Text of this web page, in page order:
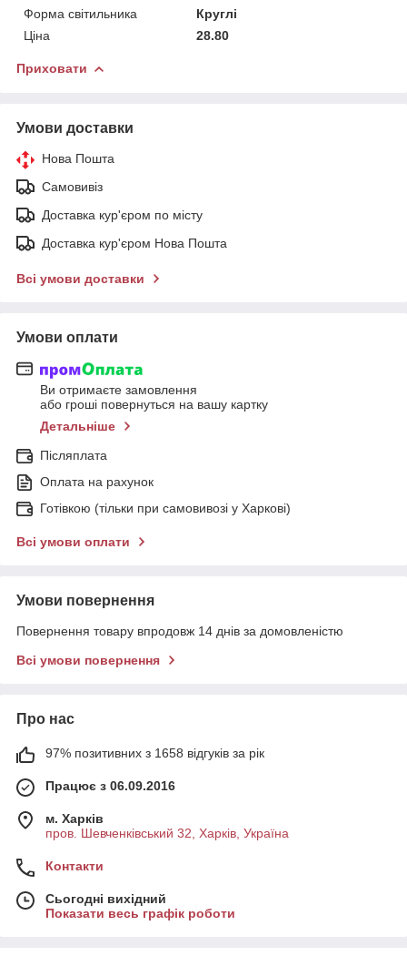
Форма світильника
Круглі
Ціна
28.80
Приховати
Умови доставки
Нова Пошта
Самовивіз
Доставка кур'єром по місту
Доставка кур'єром Нова Пошта
Всі умови доставки
Умови оплати
Ви отримаєте замовлення
або гроші повернуться на вашу картку
Детальніше
Післяплата
Оплата на рахунок
Готівкою (тільки при самовивозі у Харкові)
Всі умови оплати
Умови повернення
Повернення товару впродовж 14 днів за домовленістю
Всі умови повернення
Про нас
97% позитивних з 1658 відгуків за рік
Працює з 06.09.2016
м. Харків
пров. Шевченківський 32, Харків, Україна
Контакти
Сьогодні вихідний
Показати весь графік роботи